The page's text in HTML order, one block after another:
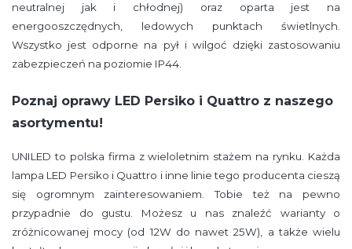
neutralnej jak i chłodnej) oraz oparta jest na
energooszczędnych, ledowych punktach świetlnych.
Wszystko jest odporne na pył i wilgoć dzięki zastosowaniu
zabezpieczeń na poziomie IP44.
Poznaj oprawy LED Persiko i Quattro z naszego
asortymentu!
UNILED to polska firma z wieloletnim stażem na rynku. Każda
lampa LED Persiko i Quattro i inne linie tego producenta cieszą
się ogromnym zainteresowaniem. Tobie też na pewno
przypadnie do gustu. Możesz u nas znaleźć warianty o
zróżnicowanej mocy (od 12W do nawet 25W), a także wielu